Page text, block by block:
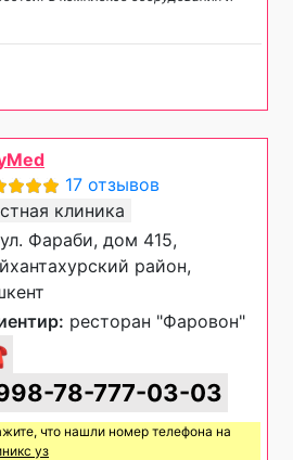
17 отзывов
клиника
ул. Фараби, дом 415,
район,
ресторан "Фаровон"
78-777-03-03
что нашли номер телефона на
уз